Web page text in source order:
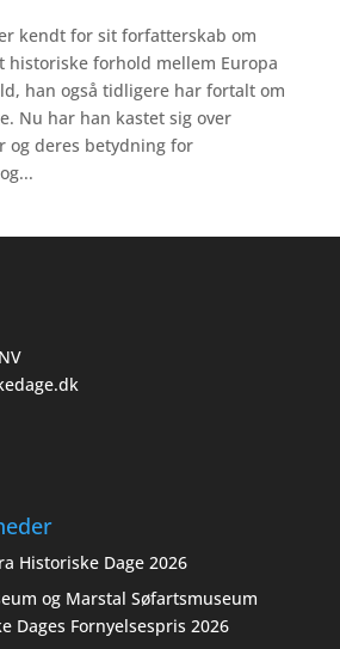
kendt for sit forfatterskab om
historiske forhold mellem Europa
han også tidligere har fortalt om
Nu har han kastet sig over
og deres betydning for
Historiske Dage 2026
og Marstal Søfartsmuseum
Dages Fornyelsespris 2026